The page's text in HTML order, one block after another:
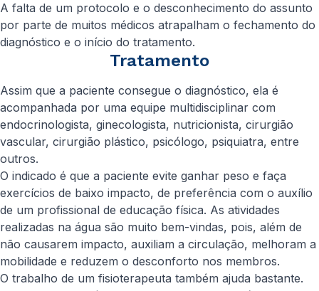
A falta de um protocolo e o desconhecimento do assunto
por parte de muitos médicos atrapalham o fechamento do
diagnóstico e o início do tratamento.
Tratamento
Assim que a paciente consegue o diagnóstico, ela é
acompanhada por uma equipe multidisciplinar com
endocrinologista, ginecologista, nutricionista, cirurgião
vascular, cirurgião plástico, psicólogo, psiquiatra, entre
outros.
O indicado é que a paciente evite ganhar peso e faça
exercícios de baixo impacto, de preferência com o auxílio
de um profissional de educação física. As atividades
realizadas na água são muito bem-vindas, pois, além de
não causarem impacto, auxiliam a circulação, melhoram a
mobilidade e reduzem o desconforto nos membros.
O trabalho de um fisioterapeuta também ajuda bastante.